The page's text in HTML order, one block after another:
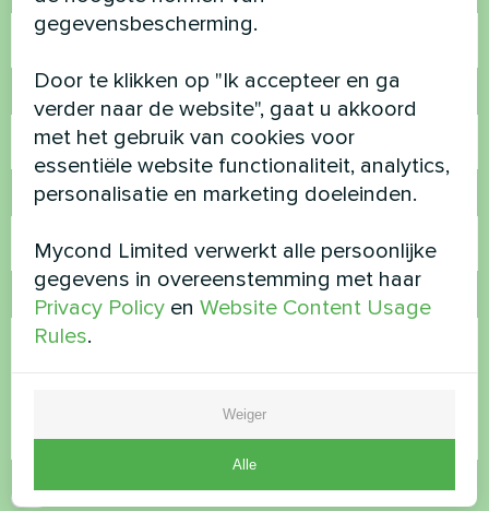
Telefoonnummer
E-mail
Opmerking
Privacybeleidaccepteren
gegevensbescherming.
Door te klikken op "Ik accepteer en ga
verder naar de website", gaat u akkoord
met het gebruik van cookies voor
essentiële website functionaliteit, analytics,
personalisatie en marketing doeleinden.
Mycond Limited verwerkt alle persoonlijke
gegevens in overeenstemming met haar
Privacy Policy enWebsite Content Usage
Rules.
Weiger
Alle